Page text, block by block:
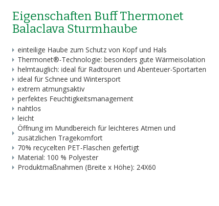
Eigenschaften Buff Thermonet
Balaclava Sturmhaube
einteilige Haube zum Schutz von Kopf und Hals
Thermonet®-Technologie: besonders gute Wärmeisolation
helmtauglich: ideal für Radtouren und Abenteuer-Sportarten
ideal für Schnee und Wintersport
extrem atmungsaktiv
perfektes Feuchtigkeitsmanagement
nahtlos
leicht
Öffnung im Mundbereich für leichteres Atmen und
zusätzlichen Tragekomfort
70% recycelten PET-Flaschen gefertigt
Material: 100 % Polyester
Produktmaßnahmen (Breite x Höhe): 24X60